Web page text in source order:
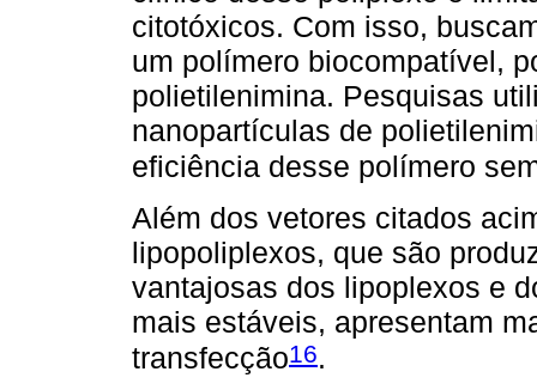
citotóxicos. Com isso,
um polímero biocompatível,
polietilenimina. Pesquisas
nanopartículas de
eficiência desse polímero
Além dos vetores citados
lipopoliplexos, que são
vantajosas dos lipoplexos e
mais estáveis, apresentam
transfecção16.